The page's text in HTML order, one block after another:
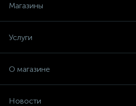
Магазины
Услуги
О магазине
Новости